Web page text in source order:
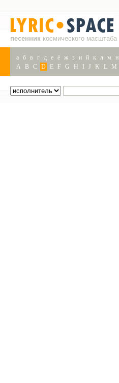
песенник космического масштаба
а б в г д е ё ж з и й к л м н
A
B C D E F G H J K L M